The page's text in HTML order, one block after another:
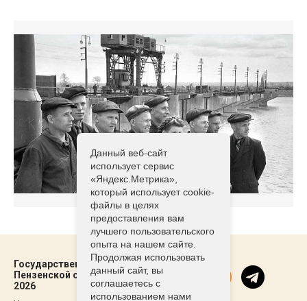
Государственный архив
Пензенской области ©2021-
2026
Данный веб-сайт
использует сервис
«Яндекс.Метрика»,
который использует cookie-
файлы в целях
предоставления вам
лучшего пользовательского
опыта на нашем сайте.
Продолжая использовать
данный сайт, вы
соглашаетесь с
использованием нами